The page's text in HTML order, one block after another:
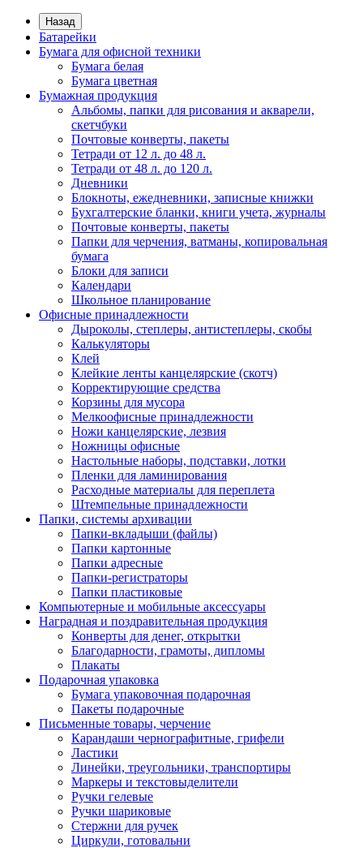
Назад
Батарейки
Бумага для офисной техники
Бумага белая
Бумага цветная
Бумажная продукция
Альбомы, папки для рисования и акварели,
скетчбуки
Почтовые конверты, пакеты
Тетради от 12 л. до 48 л.
Тетради от 48 л. до 120 л.
Дневники
Блокноты, ежедневники, записные книжки
Бухгалтерские бланки, книги учета, журналы
Почтовые конверты, пакеты
Папки для черчения, ватманы, копировальная
бумага
Блоки для записи
Календари
Школьное планирование
Офисные принадлежности
Дыроколы, степлеры, антистеплеры, скобы
Калькуляторы
Клей
Клейкие ленты канцелярские (скотч)
Корректирующие средства
Корзины для мусора
Мелкоофисные принадлежности
Ножи канцелярские, лезвия
Ножницы офисные
Настольные наборы, подставки, лотки
Пленки для ламинирования
Расходные материалы для переплета
Штемпельные принадлежности
Папки, системы архивации
Папки-вкладыши (файлы)
Папки картонные
Папки адресные
Папки-регистраторы
Папки пластиковые
Компьютерные и мобильные аксессуары
Наградная и поздравительная продукция
Конверты для денег, открытки
Благодарности, грамоты, дипломы
Плакаты
Подарочная упаковка
Бумага упаковочная подарочная
Пакеты подарочные
Письменные товары, черчение
Карандаши чернографитные, грифели
Ластики
Линейки, треугольники, транспортиры
Маркеры и текстовыделители
Ручки гелевые
Ручки шариковые
Стержни для ручек
Циркули, готовальни